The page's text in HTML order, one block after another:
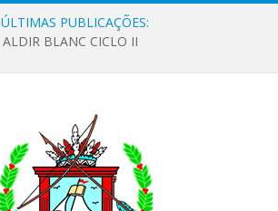
ÚLTIMAS PUBLICAÇÕES:
ALDIR BLANC CICLO II